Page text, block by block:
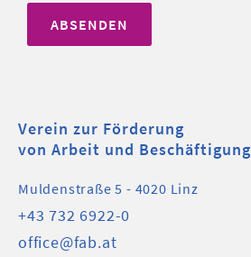
ABSENDEN
Verein zur Förderung
von Arbeit und Beschäftigung
Muldenstraße 5 - 4020 Linz
+43 732 6922-0
office@fab.at